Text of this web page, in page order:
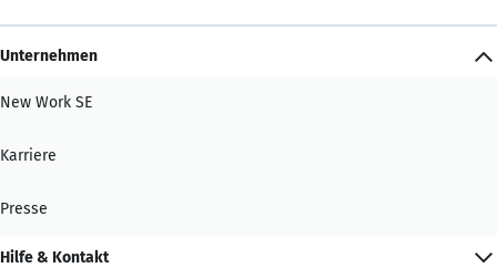
Unternehmen
New Work SE
Karriere
Presse
Hilfe & Kontakt